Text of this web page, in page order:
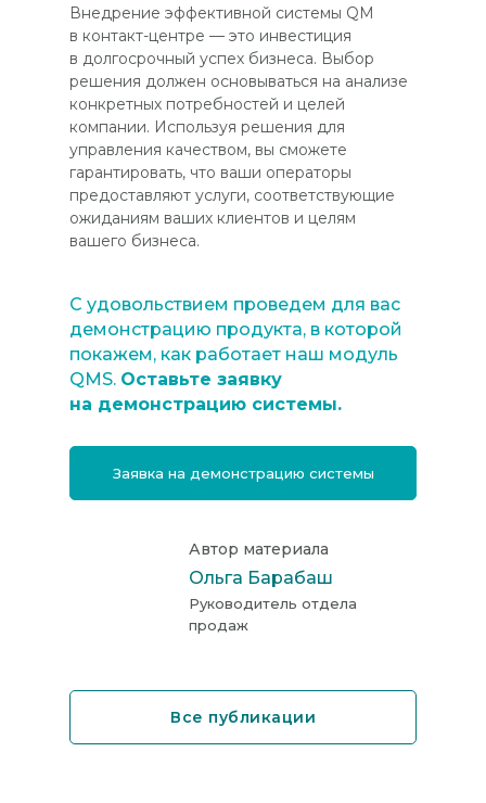
Автор материала
Ольга Барабаш
Руководитель отдела
продаж
Все публикации
Заявка на демонстрацию системы
С удовольствием проведем для вас
демонстрацию продукта, в которой
покажем, как работает наш модуль
QMS. Оставьте заявку
на демонстрацию системы.
Внедрение эффективной системы QM
в контакт-центре — это инвестиция
в долгосрочный успех бизнеса. Выбор
решения должен основываться на анализе
конкретных потребностей и целей
компании. Используя решения для
управления качеством, вы сможете
гарантировать, что ваши операторы
предоставляют услуги, соответствующие
ожиданиям ваших клиентов и целям
вашего бизнеса.